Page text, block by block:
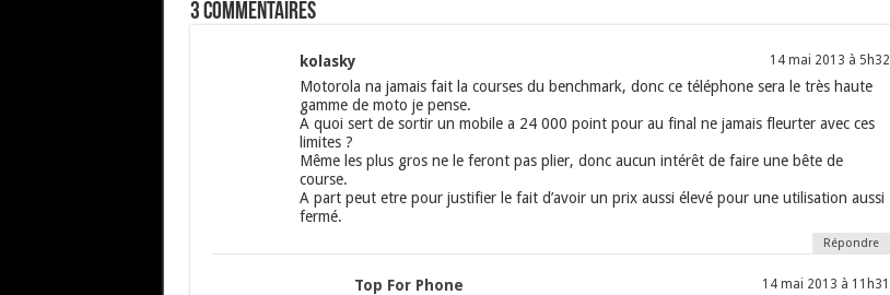
3 commentaires
kolasky 14 mai 2013 à 5h32
Motorola na jamais fait la courses du benchmark, donc ce téléphone sera le très haute
gamme de moto je pense.
A quoi sert de sortir un mobile a 24 000 point pour au final ne jamais fleurter avec ces
limites ?
Même les plus gros ne le feront pas plier, donc aucun intérêt de faire une bête de
course.
A part peut etre pour justifier le fait d’avoir un prix aussi élevé pour une utilisation aussi
fermé.
Répondre
Top For Phone 14 mai 2013 à 11h31